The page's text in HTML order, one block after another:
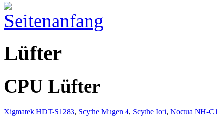
Lüfter
CPU Lüfter
Xigmatek HDT-S1283, Scythe Mugen 4, Scythe Iori, Noctua NH-